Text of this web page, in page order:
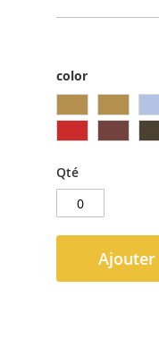
color
Qté
Ajouter